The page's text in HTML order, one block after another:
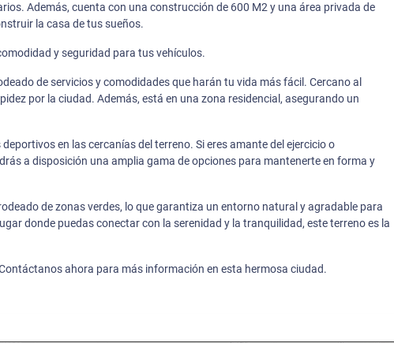
Además, cuenta con una construcción de 600 M2 y una área privada de
la casa de tus sueños.
y seguridad para tus vehículos.
de servicios y comodidades que harán tu vida más fácil. Cercano al
por la ciudad. Además, está en una zona residencial, asegurando un
en las cercanías del terreno. Si eres amante del ejercicio o
a disposición una amplia gama de opciones para mantenerte en forma y
de zonas verdes, lo que garantiza un entorno natural y agradable para
donde puedas conectar con la serenidad y la tranquilidad, este terreno es la
ahora para más información en esta hermosa ciudad.